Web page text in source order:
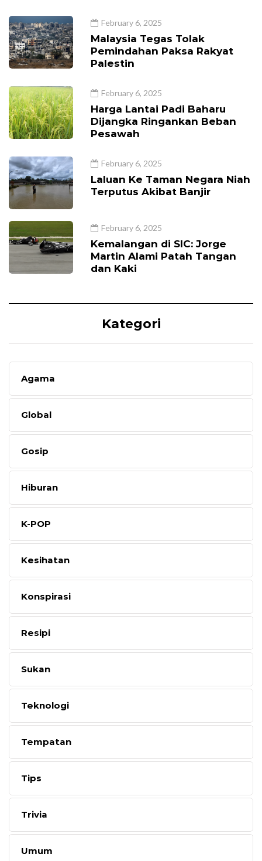
February 6, 2025
Malaysia Tegas Tolak
Pemindahan Paksa Rakyat
Palestin
February 6, 2025
Harga Lantai Padi Baharu
Dijangka Ringankan Beban
Pesawah
February 6, 2025
Laluan Ke Taman Negara Niah
Terputus Akibat Banjir
February 6, 2025
Kemalangan di SIC: Jorge
Martin Alami Patah Tangan
dan Kaki
Kategori
Agama
Global
Gosip
Hiburan
K-POP
Kesihatan
Konspirasi
Resipi
Sukan
Teknologi
Tempatan
Tips
Trivia
Umum